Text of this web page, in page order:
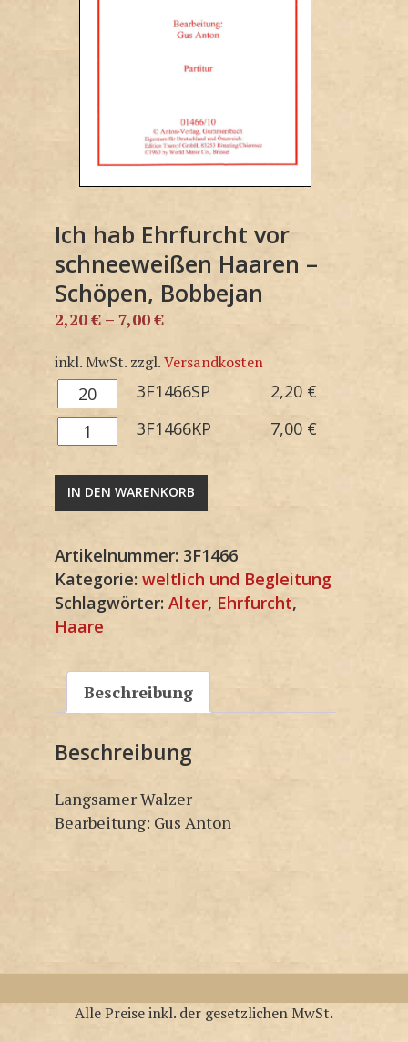
Ich hab Ehrfurcht vor
schneeweißen Haaren –
Schöpen, Bobbejan
2,20€ – 7,00€
inkl. MwSt. zzgl.Versandkosten
3F1466SP
Menge
3F1466SP 2,20 €
3F1466KP
Menge
3F1466KP 7,00 €
IN DEN WARENKORB
Artikelnummer: 3F1466
Kategorie: weltlich und Begleitung
Schlagwörter: Alter, Ehrfurcht,
Haare
Beschreibung
Beschreibung
Langsamer Walzer
Bearbeitung: Gus Anton
Alle Preise inkl. der gesetzlichen MwSt.